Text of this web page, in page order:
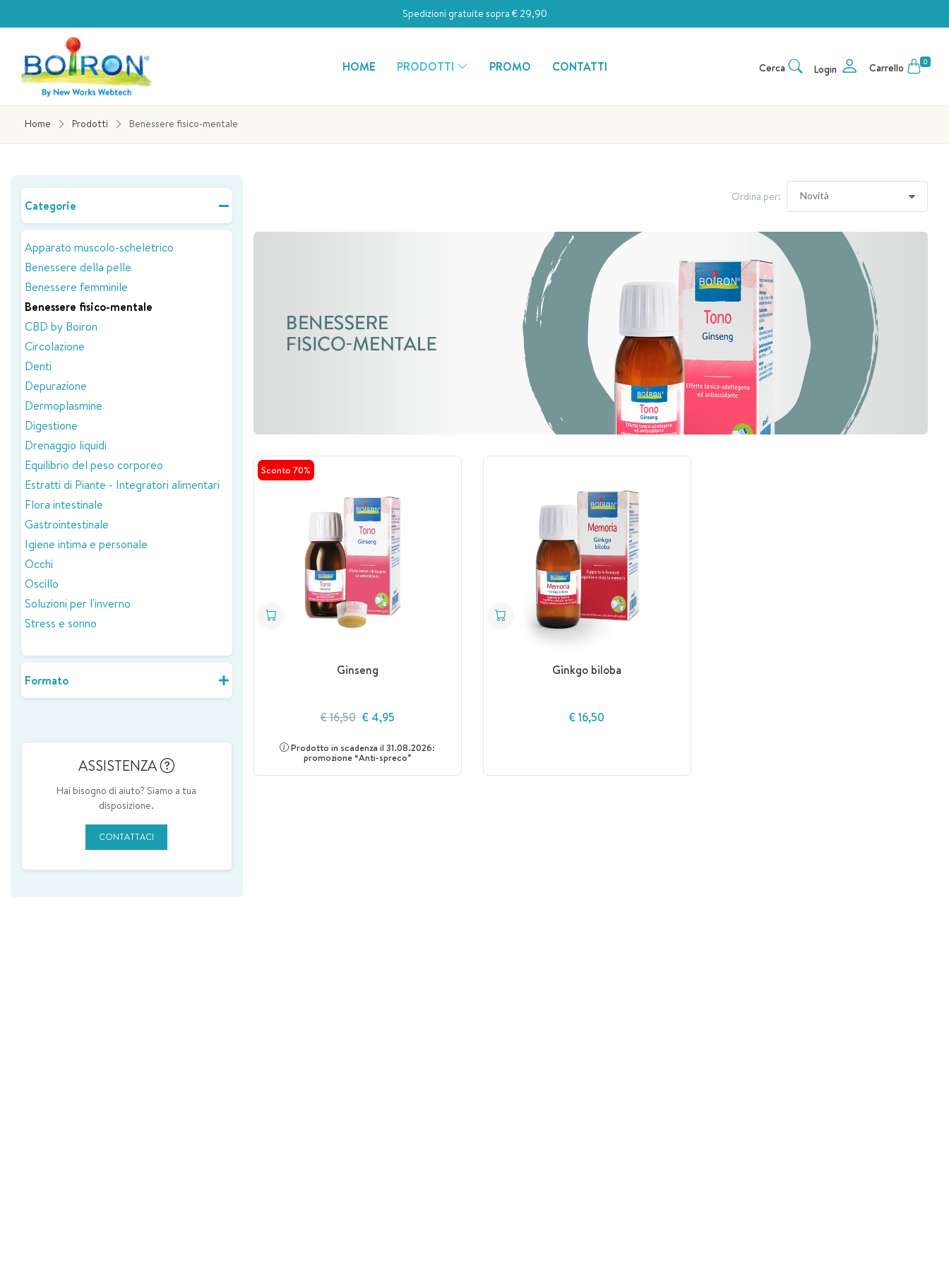
Spedizioni gratuite sopra € 29,90
HOME PRODOTTI PROMO CONTATTI Cerca Login Carrello 0
Home Prodotti Benessere fisico-mentale
Ordina per:
Sconto 70%
Ginseng
€ 16,50 € 4,95
Prodotto in scadenza il 31.08.2026:
promozione “Anti-spreco”
Ginkgo biloba
€ 16,50
Categorie
Apparato muscolo-scheletrico
Benessere della pelle
Benessere femminile
Benessere fisico-mentale
CBD by Boiron
Circolazione
Denti
Depurazione
Dermoplasmine
Digestione
Drenaggio liquidi
Equilibrio del peso corporeo
Estratti di Piante - Integratori alimentari
Flora intestinale
Gastrointestinale
Igiene intima e personale
Occhi
Oscillo
Soluzioni per l'inverno
Stress e sonno
Formato
ASSISTENZA
Hai bisogno di aiuto? Siamo a tua
disposizione.
CONTATTACI